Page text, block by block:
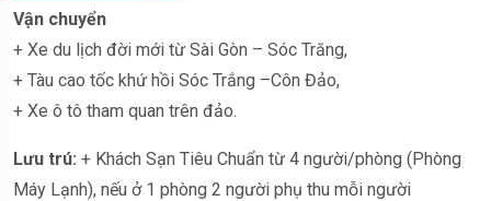
Vận chuyển
+ Xe du lịch đời mới từ Sài Gòn – Sóc Trăng,
+ Tàu cao tốc khứ hồi Sóc Trắng –Côn Đảo,
+ Xe ô tô tham quan trên đảo.
Lưu trú: + Khách Sạn Tiêu Chuẩn từ 4 người/phòng (Phòng
Máy Lạnh), nếu ở 1 phòng 2 người phụ thu mỗi người